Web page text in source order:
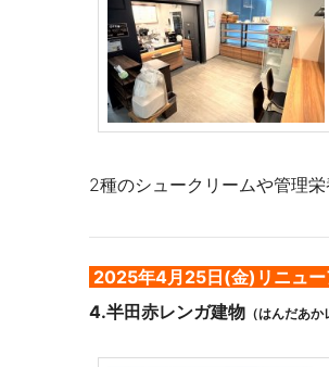
2種のシュークリームや管理
2025年4月25日(金)リニュー
4.半田赤レンガ建物 （はんだあか